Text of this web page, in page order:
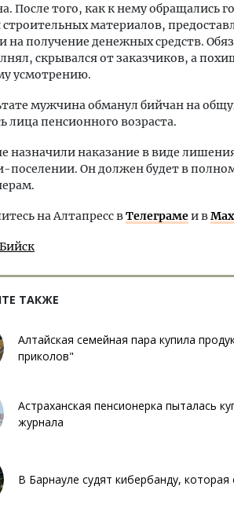
После того, как к нему обращались
строительных материалов,
на получение денежных средств.
скрывался от заказчиков, а
усмотрению.
мужчина обманул бийчан на
лица пенсионного возраста.
назначили наказание в виде
поселении. Он должен будет в
на Алтапресс вТелеграмеи вMax
Бийск
ТАКЖЕ
Алтайская семейная пара купила
приколов"
Астраханская пенсионерка пыталась
журнала
В Барнауле судят кибербанду,